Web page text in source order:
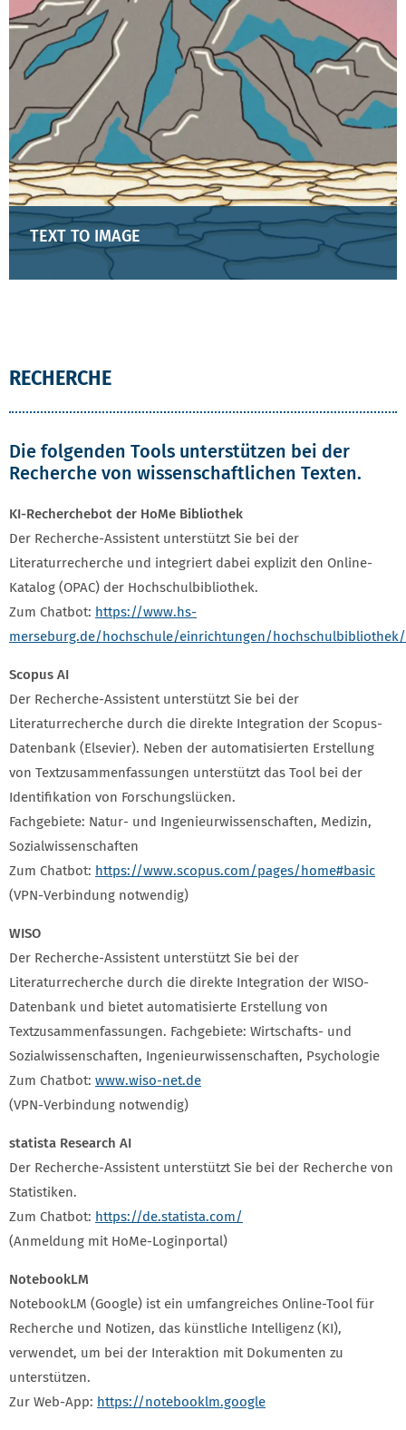
TEXT TO IMAGE
RECHERCHE
Die folgenden Tools unterstützen bei der
Recherche von wissenschaftlichen Texten.
KI-Recherchebot der HoMe Bibliothek
Der Recherche-Assistent unterstützt Sie bei der
Literaturrecherche und integriert dabei explizit den Online-
Katalog (OPAC) der Hochschulbibliothek.
Zum Chatbot: https://www.hs-
merseburg.de/hochschule/einrichtungen/hochschulbibliothek/
Scopus AI
Der Recherche-Assistent unterstützt Sie bei der
Literaturrecherche durch die direkte Integration der Scopus-
Datenbank (Elsevier). Neben der automatisierten Erstellung
von Textzusammenfassungen unterstützt das Tool bei der
Identifikation von Forschungslücken.
Fachgebiete: Natur- und Ingenieurwissenschaften, Medizin,
Sozialwissenschaften
Zum Chatbot: https://www.scopus.com/pages/home#basic
(VPN-Verbindung notwendig)
WISO
Der Recherche-Assistent unterstützt Sie bei der
Literaturrecherche durch die direkte Integration der WISO-
Datenbank und bietet automatisierte Erstellung von
Textzusammenfassungen. Fachgebiete: Wirtschafts- und
Sozialwissenschaften, Ingenieurwissenschaften, Psychologie
Zum Chatbot: www.wiso-net.de
(VPN-Verbindung notwendig)
statista Research AI
Der Recherche-Assistent unterstützt Sie bei der Recherche von
Statistiken.
Zum Chatbot: https://de.statista.com/
(Anmeldung mit HoMe-Loginportal)
NotebookLM
NotebookLM (Google) ist ein umfangreiches Online-Tool für
Recherche und Notizen, das künstliche Intelligenz (KI),
verwendet, um bei der Interaktion mit Dokumenten zu
unterstützen.
Zur Web-App: https://notebooklm.google